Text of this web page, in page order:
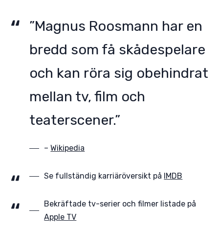
”Magnus Roosmann har en
bredd som få skådespelare
och kan röra sig obehindrat
mellan tv, film och
teaterscener.”
–Wikipedia
Se fullständig karriäröversikt på IMDB
Bekräftade tv-serier och filmer listade på
Apple TV